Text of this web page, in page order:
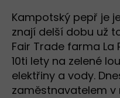
Kampotský pepř je
znají delší dobu už
Fair Trade farma
10ti lety na zelené
elektřiny a vody.
zaměstnavatelem